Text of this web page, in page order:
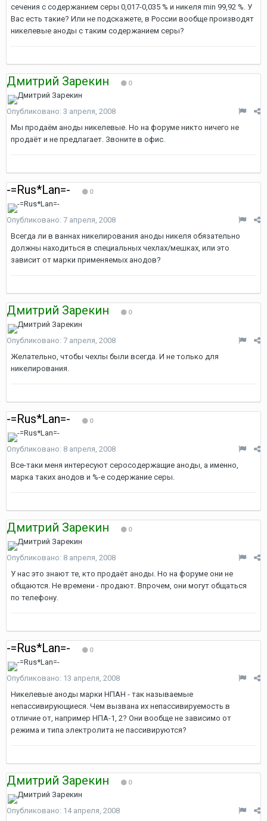
сечения с содержанием серы 0,017-0,035 % и никеля min 99,92 %. У
Вас есть такие? Или не подскажете, в России вообще производят
никелевые аноды с таким содержанием серы?
Дмитрий Зарекин 0
Опубликовано: 3 апреля, 2008
Мы продаём аноды никелевые. Но на форуме никто ничего не
продаёт и не предлагает. Звоните в офис.
-=Rus*Lan=- 0
Опубликовано: 7 апреля, 2008
Всегда ли в ваннах никелирования аноды никеля обязательно
должны находиться в специальных чехлах/мешках, или это
зависит от марки применяемых анодов?
Дмитрий Зарекин 0
Опубликовано: 7 апреля, 2008
Желательно, чтобы чехлы были всегда. И не только для
никелирования.
-=Rus*Lan=- 0
Опубликовано: 8 апреля, 2008
Все-таки меня интересуют серосодержащие аноды, а именно,
марка таких анодов и %-е содержание серы.
Дмитрий Зарекин 0
Опубликовано: 8 апреля, 2008
У нас это знают те, кто продаёт аноды. Но на форуме они не
общаются. Не времени - продают. Впрочем, они могут общаться
по телефону.
-=Rus*Lan=- 0
Опубликовано: 13 апреля, 2008
Никелевые аноды марки НПАН - так называемые
непассивирующиеся. Чем вызвана их непассивируемость в
отличие от, например НПА-1, 2? Они вообще не зависимо от
режима и типа электролита не пассивируются?
Дмитрий Зарекин 0
Опубликовано: 14 апреля, 2008